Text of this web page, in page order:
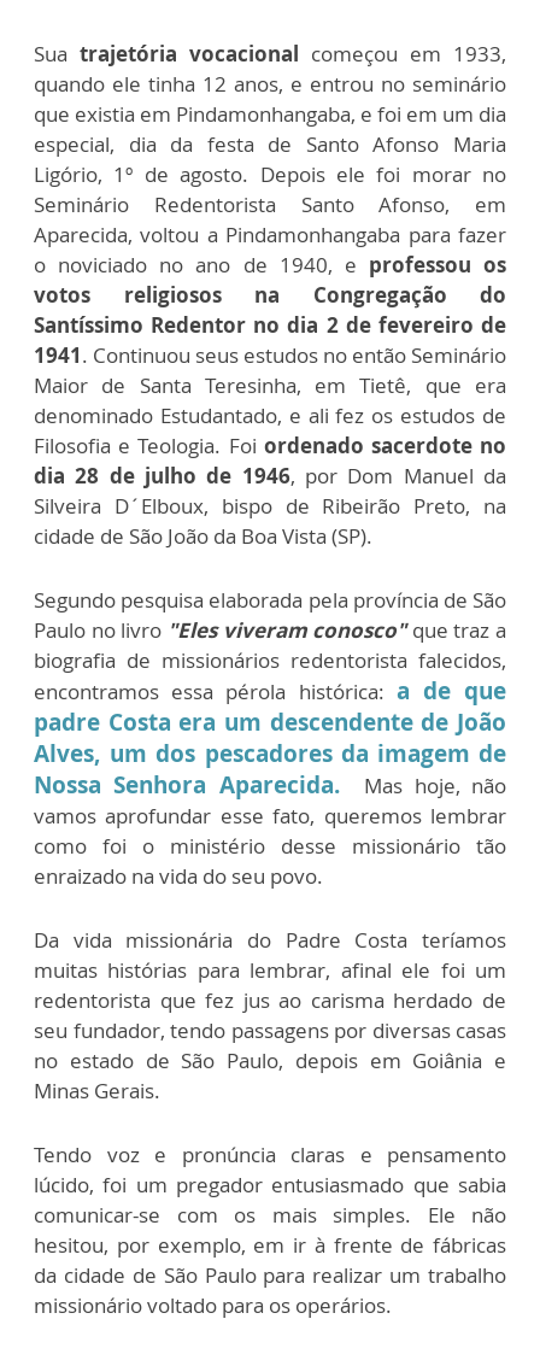
Sua trajetória vocacional começou em 1933,
quando ele tinha 12 anos, e entrou no seminário
que existia em Pindamonhangaba, e foi em um dia
especial, dia da festa de Santo Afonso Maria
Ligório, 1º de agosto. Depois ele foi morar no
Seminário Redentorista Santo Afonso, em
Aparecida, voltou a Pindamonhangaba para fazer
o noviciado no ano de 1940, e professou os
votos religiosos na Congregação do
Santíssimo Redentor no dia 2 de fevereiro de
1941. Continuou seus estudos no então Seminário
Maior de Santa Teresinha, em Tietê, que era
denominado Estudantado, e ali fez os estudos de
Filosofia e Teologia. Foi ordenado sacerdote no
dia 28 de julho de 1946, por Dom Manuel da
Silveira D´Elboux, bispo de Ribeirão Preto, na
cidade de São João da Boa Vista (SP).
Segundo pesquisa elaborada pela província de São
Paulo no livro "Eles viveram conosco"que traz a
biografia de missionários redentorista falecidos,
encontramos essa pérola histórica: a de que
padre Costa era um descendente de João
Alves, um dos pescadores da imagem de
Nossa Senhora Aparecida.
Mas hoje, não
vamos aprofundar esse fato, queremos lembrar
como foi o ministério desse missionário tão
enraizado na vida do seu povo.
Da vida missionária do Padre Costa teríamos
muitas histórias para lembrar, afinal ele foi um
redentorista que fez jus ao carisma herdado de
seu fundador, tendo passagens por diversas casas
no estado de São Paulo, depois em Goiânia e
Minas Gerais.
Tendo voz e pronúncia claras e pensamento
lúcido, foi um pregador entusiasmado que sabia
comunicar-se com os mais simples. Ele não
hesitou, por exemplo, em ir à frente de fábricas
da cidade de São Paulo para realizar um trabalho
missionário voltado para os operários.